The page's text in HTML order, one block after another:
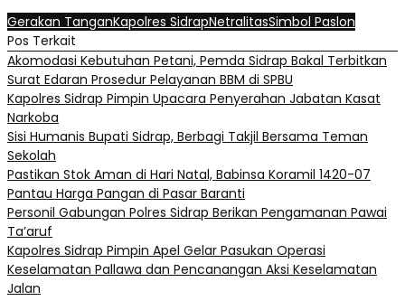
Gerakan TanganKapolres SidrapNetralitasSimbol Paslon
Pos Terkait
Akomodasi Kebutuhan Petani, Pemda Sidrap Bakal Terbitkan
Surat Edaran Prosedur Pelayanan BBM di SPBU
Kapolres Sidrap Pimpin Upacara Penyerahan Jabatan Kasat
Narkoba
Sisi Humanis Bupati Sidrap, Berbagi Takjil Bersama Teman
Sekolah
Pastikan Stok Aman di Hari Natal, Babinsa Koramil 1420-07
Pantau Harga Pangan di Pasar Baranti
Personil Gabungan Polres Sidrap Berikan Pengamanan Pawai
Ta’aruf
Kapolres Sidrap Pimpin Apel Gelar Pasukan Operasi
Keselamatan Pallawa dan Pencanangan Aksi Keselamatan
Jalan